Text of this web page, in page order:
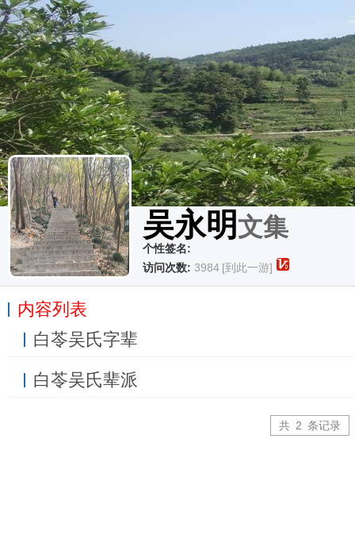
吴永明文集
个性签名:
访问次数: 3984 [到此一游]
内容列表
白苓吴氏字辈
白苓吴氏辈派
共 2 条记录